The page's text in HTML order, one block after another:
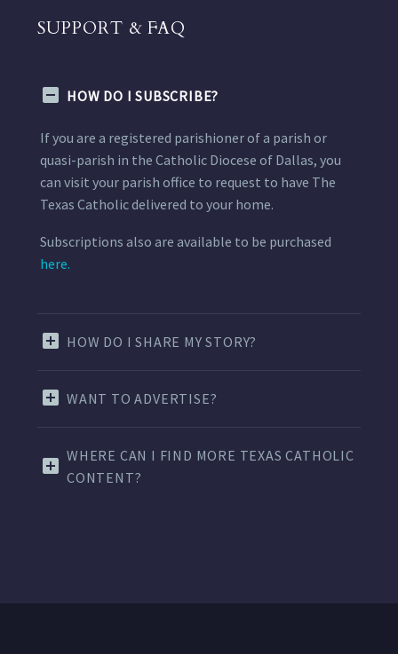
SUPPORT & FAQ
HOW DO I SUBSCRIBE?
If you are a registered parishioner of a parish or
quasi-parish in the Catholic Diocese of Dallas, you
can visit your parish office to request to have The
Texas Catholic delivered to your home.
Subscriptions also are available to be purchased
here.
HOW DO I SHARE MY STORY?
WANT TO ADVERTISE?
WHERE CAN I FIND MORE TEXAS CATHOLIC
CONTENT?